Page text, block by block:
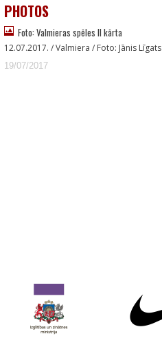
PHOTOS
Foto: Valmieras spēles II kārta
12.07.2017. / Valmiera / Foto: Jānis Līgats
19/07/2017